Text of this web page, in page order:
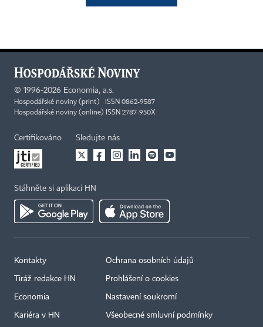
© 1996-2026 Economia, a.s.
Hospodářské noviny (print) ISSN 0862-9587
Hospodářské noviny (online) ISSN 2787-950X
Certifikováno Sledujte nás
Stáhněte si aplikaci HN
Kontakty
Tiráž redakce HN
Economia
Kariéra v HN
Ochrana osobních údajů
Prohlášení o cookies
Nastavení soukromí
Všeobecné smluvní podmínky